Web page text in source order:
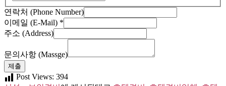
메
일
Name
연락처 (Phone Number)
이메일 (E-Mail) *
주소 (Address)
문의사항 (Massge)
제출
Post Views: 394